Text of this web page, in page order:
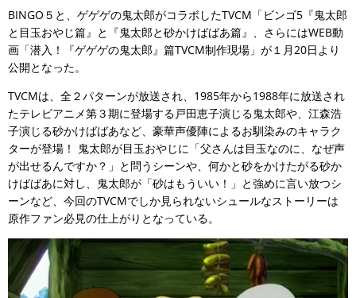
BINGO５と、ゲゲゲの鬼太郎がコラボしたTVCM「ビンゴ5『鬼太郎
と目玉おやじ篇』と『鬼太郎と砂かけばばあ篇』、さらにはWEB動
画「潜入！『ゲゲゲの鬼太郎』篇TVCM制作現場」が１月20日より
公開となった。
TVCMは、全２パターンが放送され、1985年から1988年に放送され
たテレビアニメ第３期に登場する戸田恵子演じる鬼太郎や、江森浩
子演じる砂かけばばあなど、豪華声優陣によるお馴染みのキャラク
ターが登場！ 鬼太郎が目玉おやじに「父さんは目玉なのに、なぜ声
が出せるんですか？」と問うシーンや、何かと砂をかけたがる砂か
けばばあに対し、鬼太郎が「砂はもういい！」と強めに言い放つシ
ーンなど、今回のTVCMでしか見られないシュールなストーリーは
原作ファン必見の仕上がりとなっている。